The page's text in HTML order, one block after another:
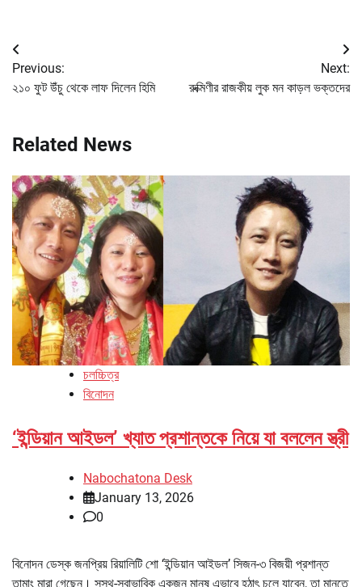
Post
navigation
Previous:
২১০ ফুট উঁচু থেকে লাফ দিলেন হিমি
Next:
রুক্মিণীর রাজকীয় লুক মন কাড়ল ভক্তদের
Related News
চলচ্চিত্র
বিনোদন
‘ইন্ডিয়ান আইডল’ খ্যাত প্রশান্তকে নিয়ে যা বললেন স্ত্রী
Nabochatona Desk
January 13, 2026
0
বিনোদন ডেস্ক জনপ্রিয় রিয়ালিটি শো ‘ইন্ডিয়ান আইডল’ সিজন-৩ বিজয়ী প্রশান্ত
তামাং মারা গেছেন। সুস্থ-স্বাভাবিক একজন মানুষ এভাবে হঠাৎ চলে যাবেন, তা মানতে